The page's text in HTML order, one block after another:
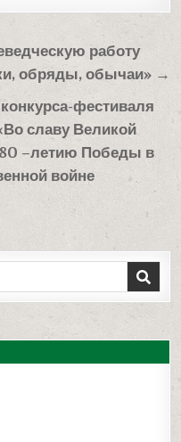
работу
обряды, обычаи» →
фестиваля
славу Великой
–летию Победы в
войне